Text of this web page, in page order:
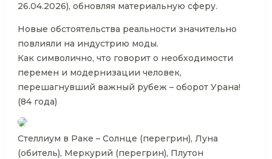
26.04.2026), обновляя материальную сферу.
Новые обстоятельства реальности значительно
повлияли на индустрию моды.
Как символично, что говорит о необходимости
перемен и модернизации человек,
перешагнувший важный рубеж – оборот Урана!
(84 года)
Стеллиум в Раке – Солнце (перегрин), Луна
(обитель), Меркурий (перегрин), Плутон